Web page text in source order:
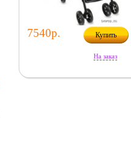
7540р. Купить
На заказ